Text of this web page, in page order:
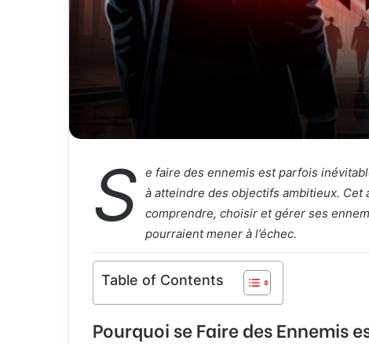
S e faire des ennemis est parfois
à atteindre des objectifs ambitieux.
comprendre, choisir et gérer ses
pourraient mener à l’échec.
Table of Contents
Pourquoi se Faire des Ennemis